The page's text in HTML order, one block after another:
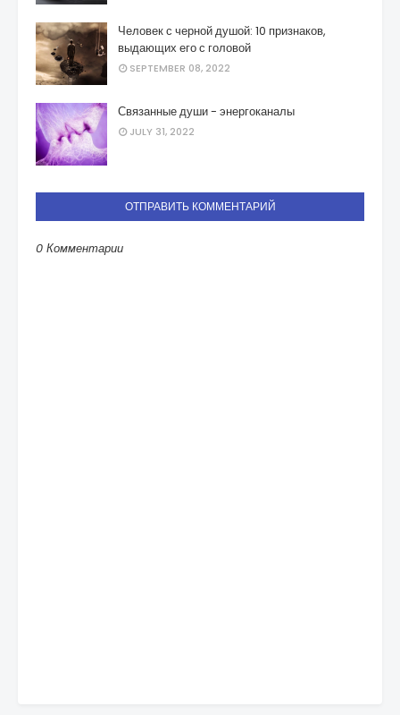
Человек с черной душой: 10 признаков,
выдающих его с головой
SEPTEMBER 08, 2022
Связанные души - энергоканалы
JULY 31, 2022
ОТПРАВИТЬ КОММЕНТАРИЙ
0 Комментарии